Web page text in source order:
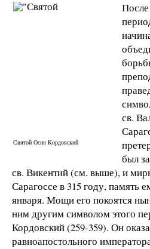
Святой Осия Кордовский
После
св.
был
св. Викентий (см. выше), и
Сарагоссе в 315 году, память
января. Мощи его покоятся
ним другим символом этого
Кордовский (259-359). Он
равноапостольного